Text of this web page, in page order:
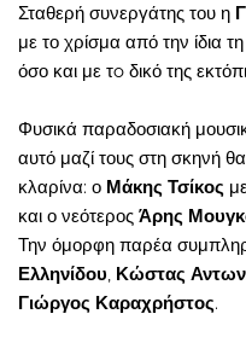
Σταθερή συνεργάτης του η
με το χρίσμα από την ίδια
όσο και με τo δικό της
Φυσικά παραδοσιακή
αυτό μαζί τους στη σκηνή
κλαρίνα: ο Μάκης Τσίκος
και ο νεότερος Άρης
Την όμορφη παρέα
Ελληνίδου Κώστας
Γιώργος Καραχρήστος.